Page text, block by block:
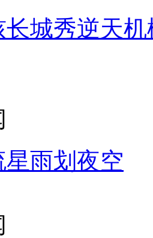
长城秀逆天机
雨划夜空